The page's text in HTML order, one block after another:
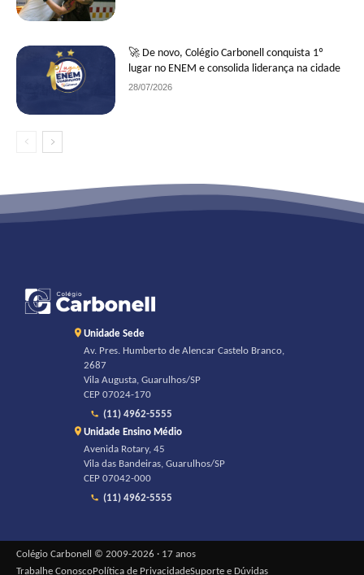
🚀 De novo, Colégio Carbonell conquista 1º
lugar no ENEM e consolida liderança na cidade
28/07/2026
Unidade Sede
Av. Pres. Humberto de Alencar Castelo Branco,
2687
Vila Augusta, Guarulhos/SP
CEP 07024-170
(11) 4962-5555
Unidade Ensino Médio
Avenida Rotary, 45
Vila das Bandeiras, Guarulhos/SP
CEP 07042-000
(11) 4962-5555
Colégio Carbonell © 2009-2026 · 17 anos
Trabalhe ConoscoPolítica de PrivacidadeSuporte e Dúvidas